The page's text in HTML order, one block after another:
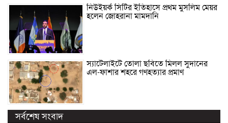
নিউইয়র্ক সিটির ইতিহাসে প্রথম মুসলিম মেয়র
হলেন জোহরানা মামদানি
স্যাটেলাইটে তোলা ছবিতে মিলল সুদানের
এল-ফাশার শহরে গণহত্যার প্রমাণ
সর্বশেষ সংবাদ